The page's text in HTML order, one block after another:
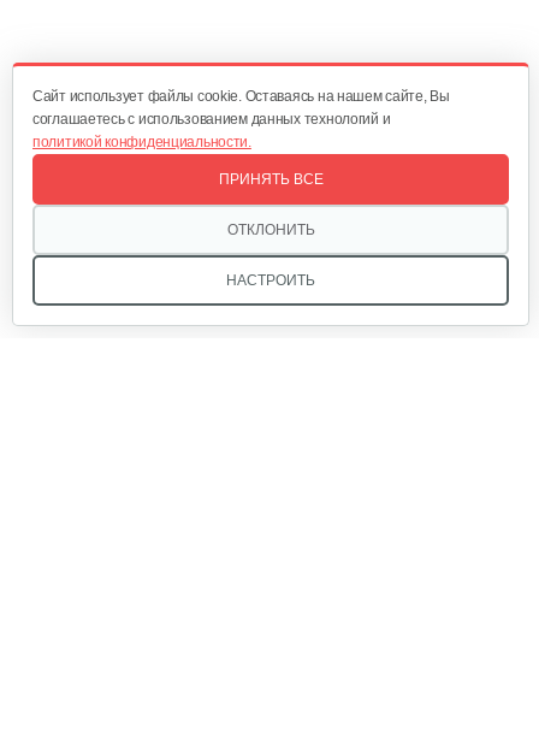
2 834 руб Смотреть
Генератор инверторный Weima WM…
Бензогенератор инверторный…
Cайт использует файлы cookie. Оставаясь на нашем сайте, Вы
соглашаетесь с использованием данных технологий и
политикой конфиденциальности.
НАСТРОИТЬ
ОТКЛОНИТЬ
ПРИНЯТЬ ВСЕ